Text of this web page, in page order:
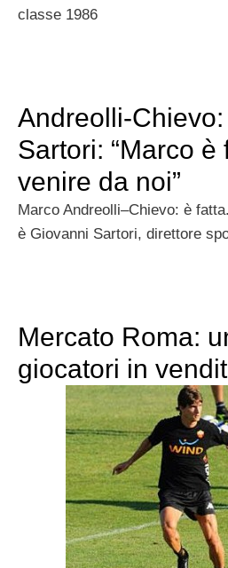
classe 1986
Andreolli-Chievo:
Sartori: “Marco è
venire da noi”
Marco Andreolli–Chievo: è
è Giovanni Sartori, direttore
Mercato Roma:
giocatori in